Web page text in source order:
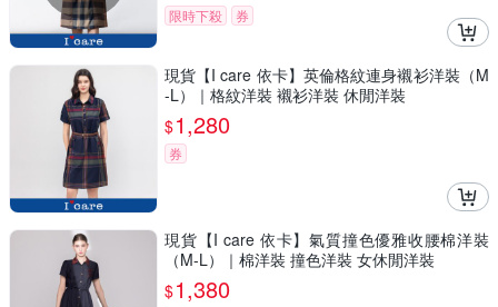
限時下殺 券
現貨【I care 依卡】英倫格紋連身襯衫洋裝（M
-L）｜格紋洋裝 襯衫洋裝 休閒洋裝
$1,280
券
現貨【I care 依卡】氣質撞色優雅收腰棉洋裝
（M-L）｜棉洋裝 撞色洋裝 女休閒洋裝
$1,380